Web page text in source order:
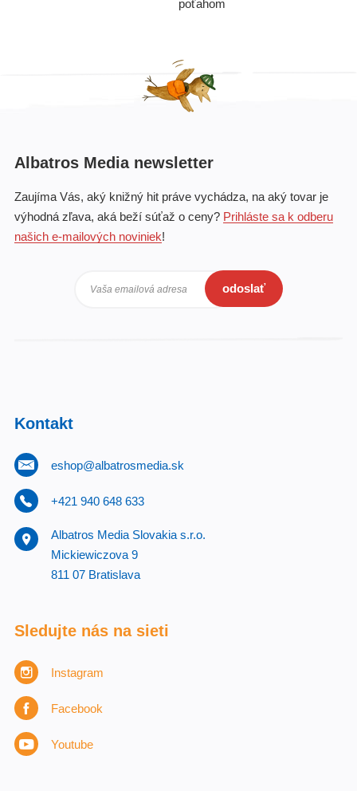
poťahom
Albatros Media newsletter
Zaujíma Vás, aký knižný hit práve vychádza, na aký tovar je
výhodná zľava, aká beží súťaž o ceny? Prihláste sa k odberu
našich e-mailových noviniek!
Vaša emailová adresa odoslať
Kontakt
eshop@albatrosmedia.sk
+421 940 648 633
Albatros Media Slovakia s.r.o.
Mickiewiczova 9
811 07 Bratislava
Sledujte nás na sieti
Instagram
Facebook
Youtube